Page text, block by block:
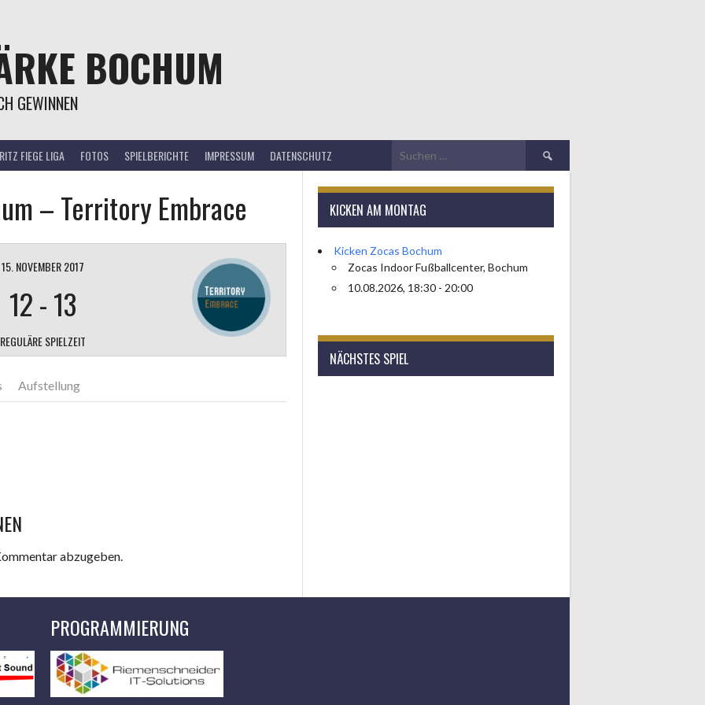
BOCHUM
GEWINNEN
FIEGE LIGA FOTOS SPIELBERICHTE IMPRESSUM DATENSCHUTZ
Suchen
nach:
– Territory Embrace
15. NOVEMBER 2017
12-13
REGULÄRE SPIELZEIT
Aufstellung
abzugeben.
KICKEN AM MONTAG
Kicken Zocas Bochum
Zocas Indoor Fußballcenter, Bochum
10.08.2026, 18:30 - 20:00
NÄCHSTES SPIEL
PROGRAMMIERUNG